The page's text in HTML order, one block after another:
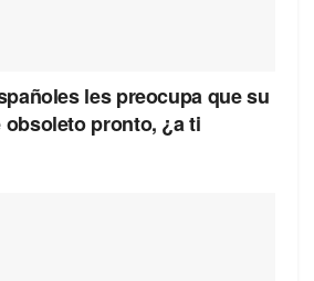
les preocupa que su
pronto, ¿a ti